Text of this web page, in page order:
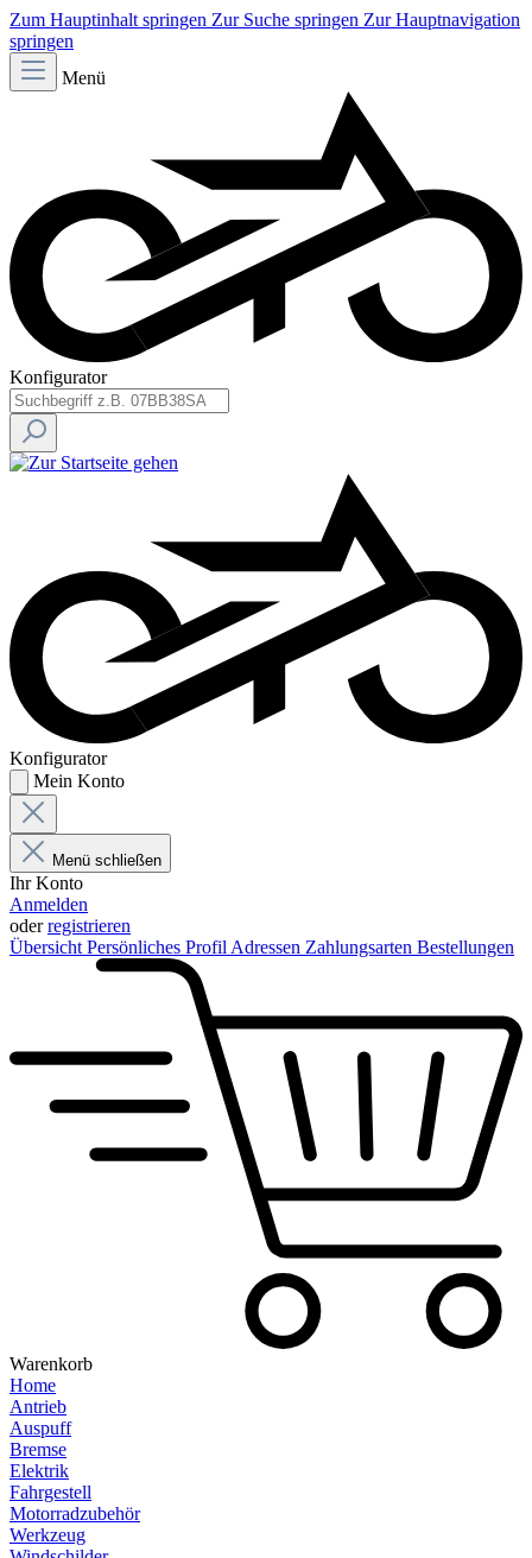
Zum Hauptinhalt springen Zur Suche springen Zur Hauptnavigation
springen
Menü
Konfigurator
Konfigurator
Mein Konto
Menü schließen
Ihr Konto
Anmelden
oderregistrieren
Übersicht Persönliches Profil Adressen Zahlungsarten Bestellungen
Warenkorb
Home
Antrieb
Auspuff
Bremse
Elektrik
Fahrgestell
Motorradzubehör
Werkzeug